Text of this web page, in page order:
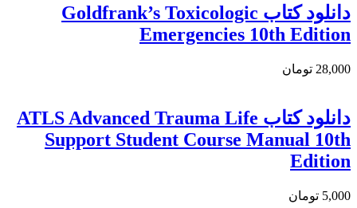
دانلود کتاب Goldfrank’s Toxicologic
Emergencies 10th Edition
28,000 تومان
دانلود کتاب ATLS Advanced Trauma Life
Support Student Course Manual 10th
Edition
5,000 تومان